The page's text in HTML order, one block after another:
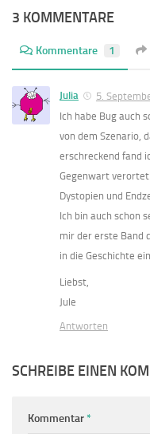
3 KOMMENTARE
Kommentare 1
Julia
5.
Ich habe Bug auch
von dem Szenario,
erschreckend fand
Gegenwart verortet
Dystopien und
Ich bin auch schon
mir der erste Band
in die Geschichte
Liebst,
Jule
Antworten
SCHREIBE EINEN
Kommentar*